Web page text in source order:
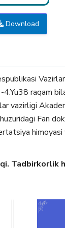
Download
raqam
vazirligi
Fan
Tadbirkorlik